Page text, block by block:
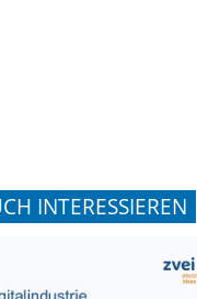
INTERESSIEREN